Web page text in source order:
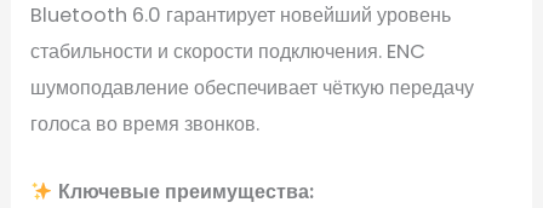
Bluetooth 6.0 гарантирует новейший уровень
стабильности и скорости подключения. ENC
шумоподавление обеспечивает чёткую передачу
голоса во время звонков.
Ключевые преимущества: